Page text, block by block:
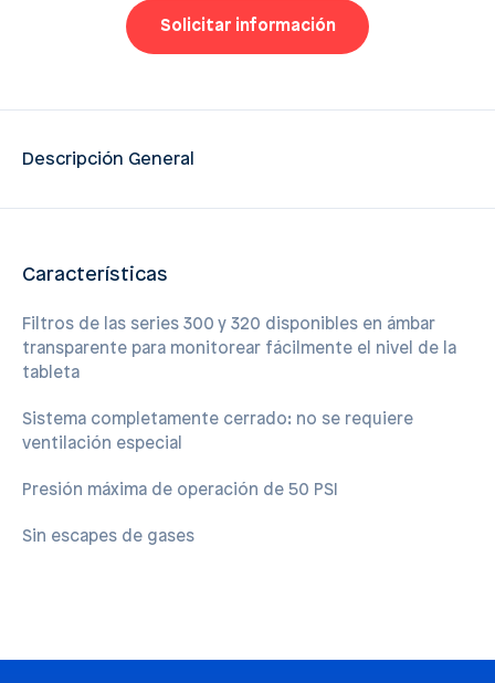
Solicitar información
Descripción General
Características
Filtros de las series 300 y 320 disponibles en ámbar
transparente para monitorear fácilmente el nivel de la
tableta
Sistema completamente cerrado: no se requiere
ventilación especial
Presión máxima de operación de 50 PSI
Sin escapes de gases